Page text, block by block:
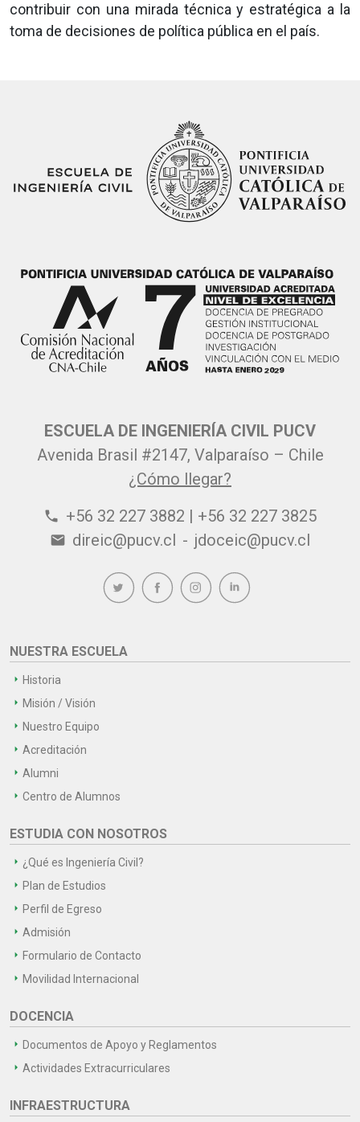
contribuir con una mirada técnica y estratégica a la
toma de decisiones de política pública en el país.
ESCUELA DE INGENIERÍA CIVIL PUCV
Avenida Brasil #2147, Valparaíso – Chile
¿Cómo llegar?
phone +56 32 227 3882 | +56 32 227 3825
email direic@pucv.cl - jdoceic@pucv.cl
NUESTRA ESCUELA
Historia
Misión / Visión
Nuestro Equipo
Acreditación
Alumni
Centro de Alumnos
ESTUDIA CON NOSOTROS
¿Qué es Ingeniería Civil?
Plan de Estudios
Perfil de Egreso
Admisión
Formulario de Contacto
Movilidad Internacional
DOCENCIA
Documentos de Apoyo y Reglamentos
Actividades Extracurriculares
INFRAESTRUCTURA